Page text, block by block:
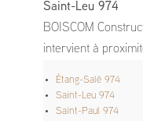
Saint-Leu 974
BOISCOM
intervient à
Étang-Salé 974
Saint-Leu 974
Saint-Paul 974